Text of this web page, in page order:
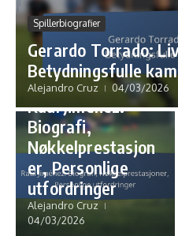
Spillerbiografier
Gerardo Torrado:
Betydningsfulle
Alejandro Cruz 04/03/2026
Spillerbiografier
Raúl Jiménez:
Biografi,
Nøkkelprestasjon
er, Personlige
utfordringer
Alejandro Cruz
04/03/2026